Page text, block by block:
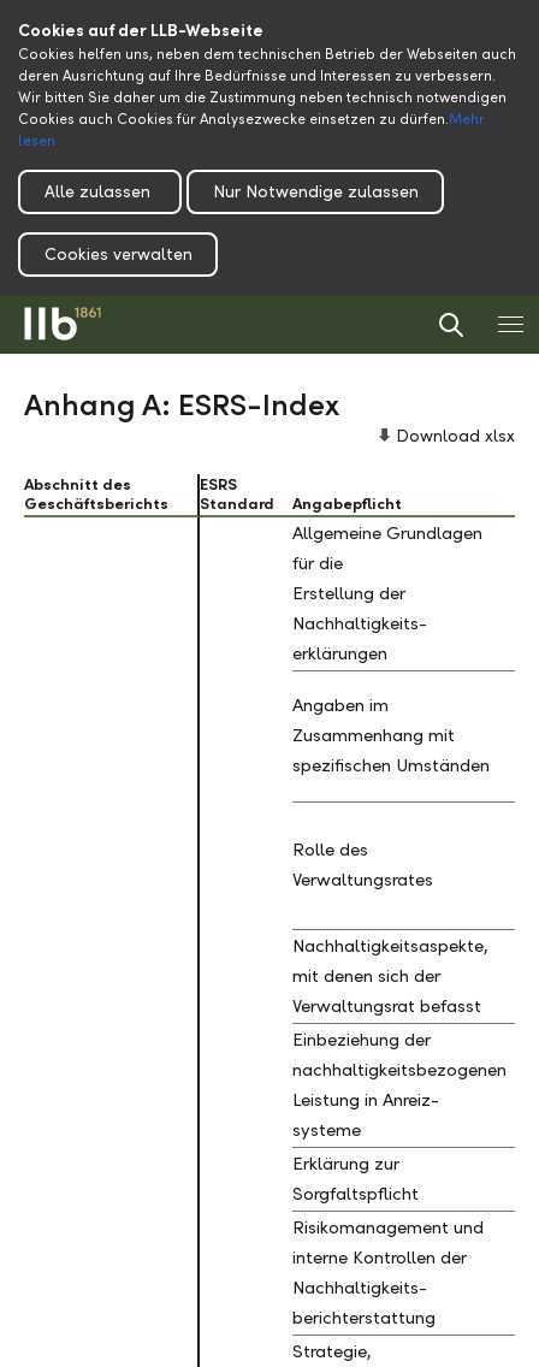
Cookies auf der LLB-Webseite
Cookies helfen uns, neben dem technischen Betrieb der Webseiten auch
deren Ausrichtung auf Ihre Bedürfnisse und Interessen zu verbessern.
Wir bitten Sie daher um die Zustimmung neben technisch notwendigen
Cookies auch Cookies für Analysezwecke einsetzen zu dürfen.Mehr
lesen
Alle zulassen Nur Notwendige zulassen
Cookies verwalten
Anhang A: ESRS-Index
Download xlsx
Abschnitt des
Geschäftsberichts
ESRS
Standard
Angabepflicht
Allgemeine Grundlagen
für die
Erstellung der
Nachhaltigkeits-
erklärungen
Angaben im
Zusammenhang mit
spezifischen Umständen
Rolle des
Verwaltungsrates
Nachhaltigkeitsaspekte,
mit denen sich der
Verwaltungsrat befasst
Einbeziehung der
nachhaltigkeitsbezogenen
Leistung in Anreiz-
systeme
Erklärung zur
Sorgfaltspflicht
Risikomanagement und
interne Kontrollen der
Nachhaltigkeits-
berichterstattung
Strategie,
Abschnitt des
Geschäftsberichts